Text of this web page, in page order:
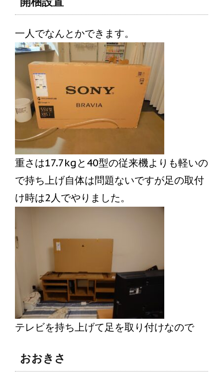
一人でなんとかできます。
重さは17.7kgと40型の従来機よりも軽いの
で持ち上げ自体は問題ないですが足の取付
け時は2人でやりました。
テレビを持ち上げて足を取り付けなので
おおきさ